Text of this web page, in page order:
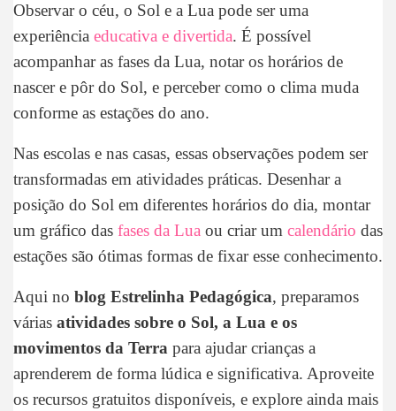
Observar o céu, o Sol e a Lua pode ser uma
experiência educativa e divertida. É possível
acompanhar as fases da Lua, notar os horários de
nascer e pôr do Sol, e perceber como o clima muda
conforme as estações do ano.
Nas escolas e nas casas, essas observações podem ser
transformadas em atividades práticas. Desenhar a
posição do Sol em diferentes horários do dia, montar
um gráfico das fases da Lua ou criar um calendário das
estações são ótimas formas de fixar esse conhecimento.
Aqui no blog Estrelinha Pedagógica, preparamos
várias atividades sobre o Sol, a Lua e os
movimentos da Terra para ajudar crianças a
aprenderem de forma lúdica e significativa. Aproveite
os recursos gratuitos disponíveis, e explore ainda mais